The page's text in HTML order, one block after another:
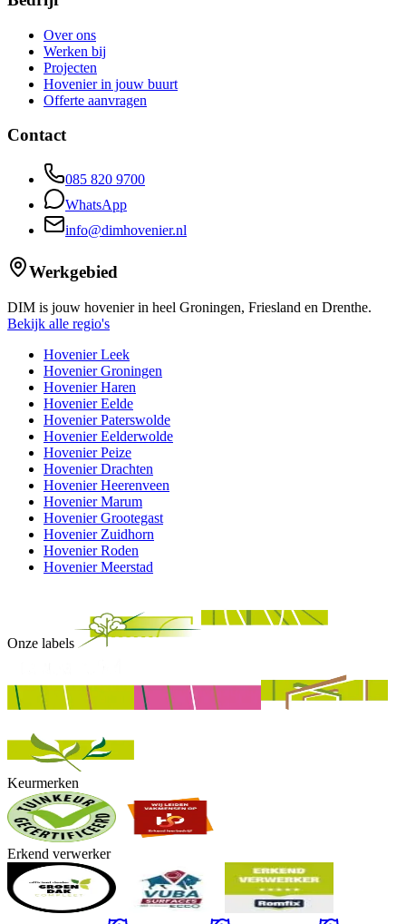
Over ons
Werken bij
Projecten
Hovenier in jouw buurt
Offerte aanvragen
Contact
085 820 9700
WhatsApp
info@dimhovenier.nl
Werkgebied
DIM is jouw hovenier in heel Groningen, Friesland en Drenthe.
Bekijk alle regio's
Hovenier Leek
Hovenier Groningen
Hovenier Haren
Hovenier Eelde
Hovenier Paterswolde
Hovenier Eelderwolde
Hovenier Peize
Hovenier Drachten
Hovenier Heerenveen
Hovenier Marum
Hovenier Grootegast
Hovenier Zuidhorn
Hovenier Roden
Hovenier Meerstad
Onze labels
Keurmerken
Erkend verwerker